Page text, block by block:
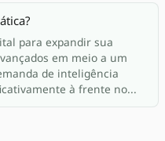
para expandir sua
em meio a um
de inteligência
à frente no...